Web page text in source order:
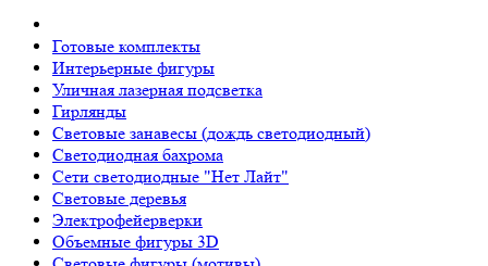
Готовые комплекты
Интерьерные фигуры
Уличная лазерная подсветка
Гирлянды
Световые занавесы (дождь светодиодный)
Светодиодная бахрома
Сети светодиодные "Нет Лайт"
Световые деревья
Электрофейерверки
Объемные фигуры 3D
Световые фигуры (мотивы)